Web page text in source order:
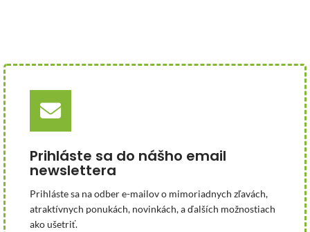
Prihláste sa do nášho email
newslettera
Prihláste sa na odber e-mailov o mimoriadnych zľavách,
atraktívnych ponukách, novinkách, a ďalších možnostiach
ako ušetriť.